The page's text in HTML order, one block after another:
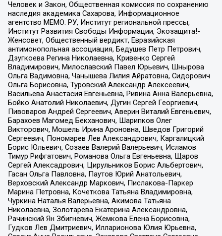
Человек и Закон, Общественная комиссия по сохранению
наследия академика Сахарова, Информационное
агентство МЕМО. РУ, Институт региональной прессы,
Институт Развития Свободы Информации, Экозащита!-
Женсовет, Общественный вердикт, Евразийская
антимонопольная ассоциация, Бедушев Петр Петрович,
Дзугкоева Регина Николаевна, Кривенко Сергей
Владимирович, Милославский Павел Юрьевич, Шнырова
Ольга Вадимовна, Чанышева Лилия Айратовна, Сидорович
Ольга Борисовна, Туровский Александр Алексеевич,
Васильева Анастасия Евгеньевна, Ривина Анна Валерьевна,
Бойко Анатолий Николаевич, Дугин Сергей Георгиевич,
Пивоваров Андрей Сергеевич, Аверин Виталий Евгеньевич,
Барахоев Магомед Бекханович, Шарипков Олег
Викторович, Мошель Ирина Ароновна, Шведов Григорий
Сергеевич, Пономарев Лев Александрович, Каргалицкий
Борис Юльевич, Созаев Валерий Валерьевич, Исламов
Тимур Рифгатович, Романова Ольга Евгеньевна, Щаров
Сергей Алексадрович, Цирульников Борис Альбертович,
Гасан Ольга Павловна, Паутов Юрий Анатольевич,
Верховский Александр Маркович, Пислакова-Паркер
Марина Петровна, Кочеткова Татьяна Владимировна,
Чуркина Наталья Валерьевна, Акимова Татьяна
Николаевна, Золотарева Екатерина Александровна,
Рачинский Ян Збигневич, Жемкова Елена Борисовна,
Гудков Лев Дмитриевич, Илларионова Юлия Юрьевна,